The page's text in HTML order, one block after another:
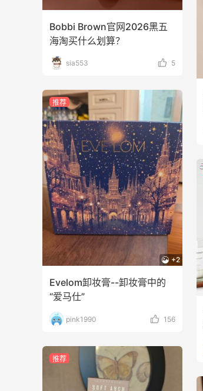
Bobbi Brown官网2026黑五
海淘买什么划算？
sia553 5
推荐
+2
Evelom卸妆膏--卸妆膏中的
“爱马仕”
pink1990 156
推荐